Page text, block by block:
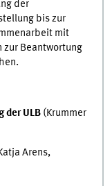
der
bis zur
mit
zur Beantwortung
der ULB (Krummer
Arens,